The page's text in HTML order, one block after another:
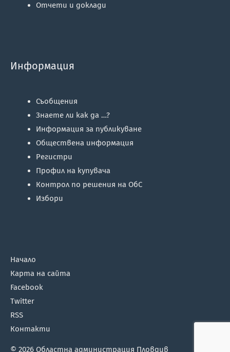
Отчети и доклади
Информация
Съобщения
Знаете ли как да …?
Информация за публикуване
Обществена информация
Регистри
Профил на купувача
Контрол по решения на ОбС
Избори
Начало
Карта на сайта
Facebook
Twitter
RSS
Контакти
© 2026 Областна администрация Пловдив